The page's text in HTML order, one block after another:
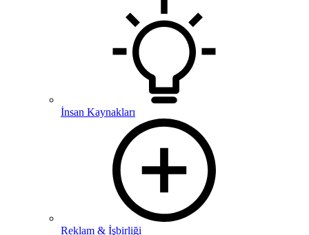
İnsan Kaynakları
Reklam & İşbirliği